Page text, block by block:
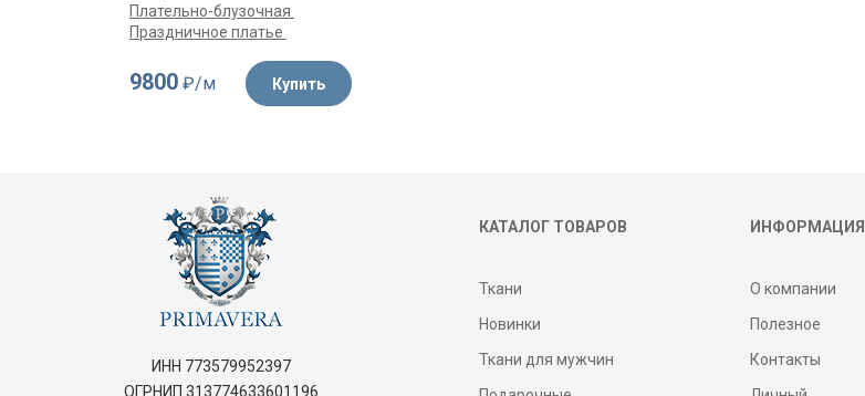
Плательно-блузочная
Праздничное платье
9800 ₽/м Купить
ИНН 773579952397
ОГРНИП 313774633601196
КАТАЛОГ ТОВАРОВ
Ткани
Новинки
Ткани для мужчин
ИНФОРМАЦИЯ
О компании
Полезное
Контакты